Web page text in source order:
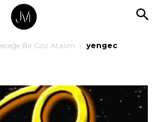
Bir Göz Atalım yengec